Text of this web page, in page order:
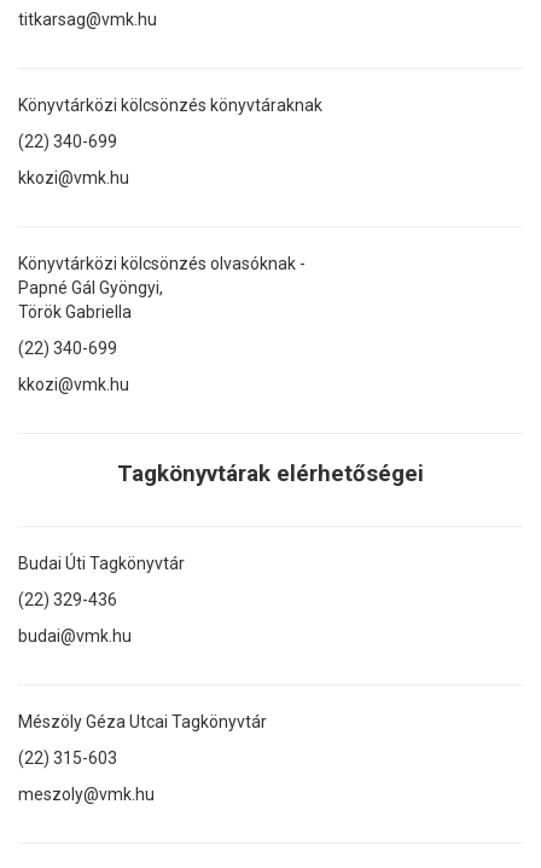
titkarsag@vmk.hu
Könyvtárközi kölcsönzés könyvtáraknak
(22) 340-699
kkozi@vmk.hu
Könyvtárközi kölcsönzés olvasóknak -
Papné Gál Gyöngyi,
Török Gabriella
(22) 340-699
kkozi@vmk.hu
Tagkönyvtárak elérhetőségei
Budai Úti Tagkönyvtár
(22) 329-436
budai@vmk.hu
Mészöly Géza Utcai Tagkönyvtár
(22) 315-603
meszoly@vmk.hu